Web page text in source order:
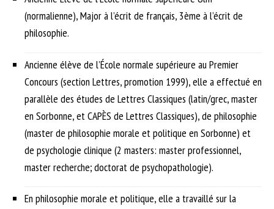
(normalienne), Major à l’écrit de français, 3ème à l’écrit de
philosophie.
Ancienne élève de l’École normale supérieure au Premier
Concours (section Lettres, promotion 1999), elle a effectué en
parallèle des études de Lettres Classiques (latin/grec, master
en Sorbonne, et CAPÈS de Lettres Classiques), de philosophie
(master de philosophie morale et politique en Sorbonne) et
de psychologie clinique (2 masters: master professionnel,
master recherche; doctorat de psychopathologie).
En philosophie morale et politique, elle a travaillé sur la